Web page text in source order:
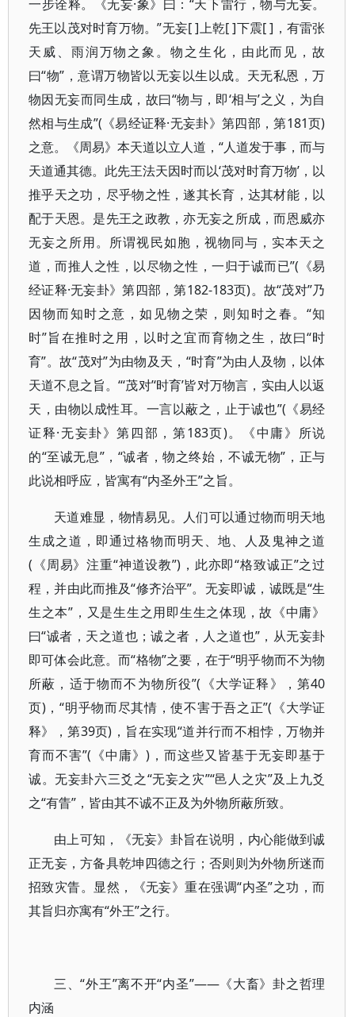
一步诠释。《无妄·象》曰：“天下雷行，物与无妄。
先王以茂对时育万物。”无妄[ ]上乾[ ]下震[ ]，有雷张
天威、雨润万物之象。物之生化，由此而见，故
曰“物”，意谓万物皆以无妄以生以成。天无私恩，万
物因无妄而同生成，故曰“物与，即‘相与’之义，为自
然相与生成”(《易经证释·无妄卦》第四部，第181页)
之意。《周易》本天道以立人道，“人道发于事，而与
天道通其德。此先王法天因时而以‘茂对时育万物’，以
推乎天之功，尽乎物之性，遂其长育，达其材能，以
配于天恩。是先王之政教，亦无妄之所成，而恩威亦
无妄之所用。所谓视民如胞，视物同与，实本天之
道，而推人之性，以尽物之性，一归于诚而已”(《易
经证释·无妄卦》第四部，第182-183页)。故“茂对”乃
因物而知时之意，如见物之荣，则知时之春。“知
时”旨在推时之用，以时之宜而育物之生，故曰“时
育”。故“茂对”为由物及天，“时育”为由人及物，以体
天道不息之旨。“‘茂对’‘时育’皆对万物言，实由人以返
天，由物以成性耳。一言以蔽之，止于诚也”(《易经
证释·无妄卦》第四部，第183页)。《中庸》所说
的“至诚无息”，“诚者，物之终始，不诚无物”，正与
此说相呼应，皆寓有“内圣外王”之旨。
天道难显，物情易见。人们可以通过物而明天地
生成之道，即通过格物而明天、地、人及鬼神之道
(《周易》注重“神道设教”)，此亦即“格致诚正”之过
程，并由此而推及“修齐治平”。无妄即诚，诚既是“生
生之本”，又是生生之用即生生之体现，故《中庸》
曰“诚者，天之道也；诚之者，人之道也”，从无妄卦
即可体会此意。而“格物”之要，在于“明乎物而不为物
所蔽，适于物而不为物所役”(《大学证释》，第40
页)，“明乎物而尽其情，使不害于吾之正”(《大学证
释》，第39页)，旨在实现“道并行而不相悖，万物并
育而不害”(《中庸》)，而这些又皆基于无妄即基于
诚。无妄卦六三爻之“无妄之灾”“邑人之灾”及上九爻
之“有眚”，皆由其不诚不正及为外物所蔽所致。
由上可知，《无妄》卦旨在说明，内心能做到诚
正无妄，方备具乾坤四德之行；否则则为外物所迷而
招致灾眚。显然，《无妄》重在强调“内圣”之功，而
其旨归亦寓有“外王”之行。
三、“外王”离不开“内圣”——《大畜》卦之哲理
内涵